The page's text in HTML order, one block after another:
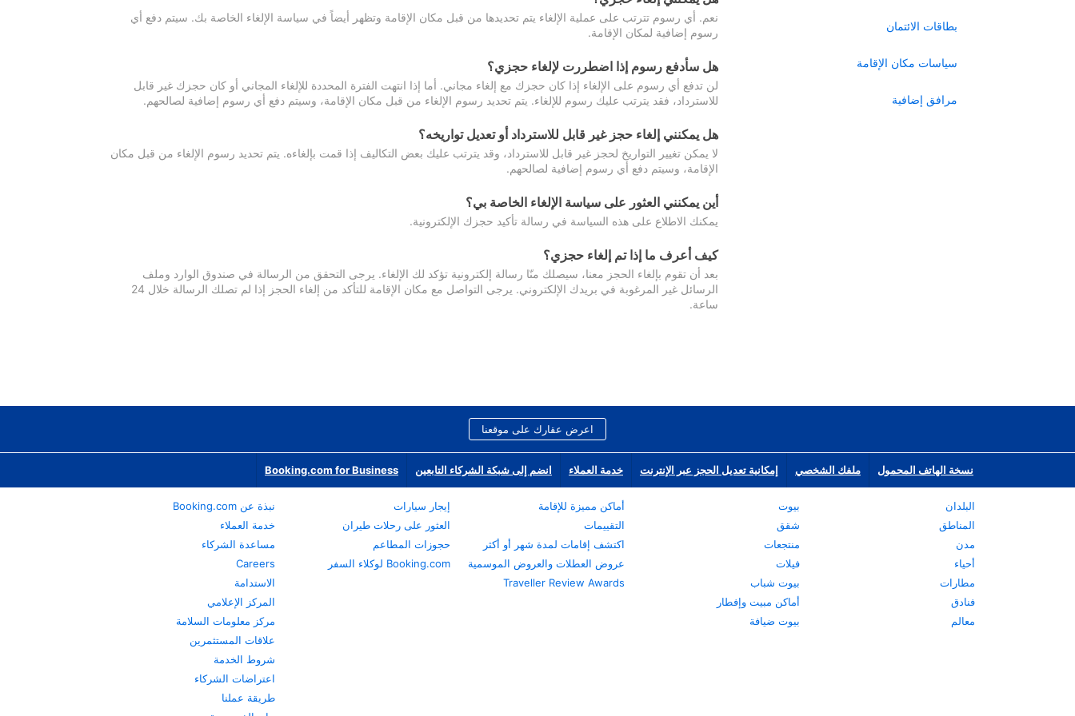
بطاقات الائتمان
سياسات مكان الإقامة
مرافق إضافية
نعم. أي رسوم تترتب على عملية الإلغاء يتم تحديدها من قبل مكان الإقامة وتظهر أيضاً في سياسة الإلغاء الخاصة بك. سيتم دفع أي
رسوم إضافية لمكان الإقامة.
هل سأدفع رسوم إذا اضطررت لإلغاء حجزي؟
لن تدفع أي رسوم على الإلغاء إذا كان حجزك مع إلغاء مجاني. أما إذا انتهت الفترة المحددة للإلغاء المجاني أو كان حجزك غير قابل
للاسترداد، فقد يترتب عليك رسوم للإلغاء. يتم تحديد رسوم الإلغاء من قبل مكان الإقامة، وسيتم دفع أي رسوم إضافية لصالحهم.
هل يمكنني إلغاء حجز غير قابل للاسترداد أو تعديل تواريخه؟
لا يمكن تغيير التواريخ لحجز غير قابل للاسترداد، وقد يترتب عليك بعض التكاليف إذا قمت بإلغاءه. يتم تحديد رسوم الإلغاء من قبل مكان
الإقامة، وسيتم دفع أي رسوم إضافية لصالحهم.
أين يمكنني العثور على سياسة الإلغاء الخاصة بي؟
يمكنك الاطلاع على هذه السياسة في رسالة تأكيد حجزك الإلكترونية.
كيف أعرف ما إذا تم إلغاء حجزي؟
بعد أن تقوم بإلغاء الحجز معنا، سيصلك منّا رسالة إلكترونية تؤكد لك الإلغاء. يرجى التحقق من الرسالة في صندوق الوارد وملف
الرسائل غير المرغوبة في بريدك الإلكتروني. يرجى التواصل مع مكان الإقامة للتأكد من إلغاء الحجز إذا لم تصلك الرسالة خلال 24
ساعة.
اعرض عقارك على موقعنا
نسخة الهاتف المحمول ملفك الشخصي إمكانية تعديل الحجز عبر الإنترنت خدمة العملاء انضم إلى شبكة الشركاء التابعين Booking.com for Business
البلدان
المناطق
مدن
أحياء
مطارات
فنادق
معالم
بيوت
شقق
منتجعات
فيلات
بيوت شباب
أماكن مبيت وإفطار
بيوت ضيافة
أماكن مميزة للإقامة
التقييمات
اكتشف إقامات لمدة شهر أو أكثر
عروض العطلات والعروض الموسمية
Traveller Review Awards
إيجار سيارات
العثور على رحلات طيران
حجوزات المطاعم
Booking.com لوكلاء السفر
نبذة عن Booking.com
خدمة العملاء
مساعدة الشركاء
Careers
الاستدامة
المركز الإعلامي
مركز معلومات السلامة
علاقات المستثمرين
شروط الخدمة
اعتراضات الشركاء
طريقة عملنا